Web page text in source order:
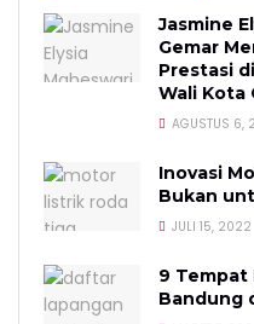
Jasmine
Gemar
Prestasi
Wali Kota
AGUSTUS 6,
Inovasi
Bukan
JULI 15, 2022
9 Tempat
Bandung